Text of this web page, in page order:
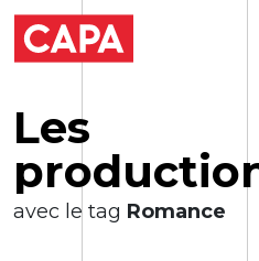
Les
productio
avec le tag Romance